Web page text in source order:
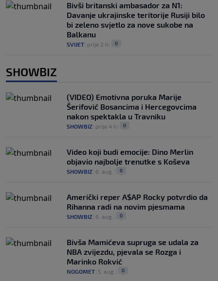
Bivši britanski ambasador za N1:
Davanje ukrajinske teritorije Rusiji bilo
bi zeleno svjetlo za nove sukobe na
Balkanu
SVIJET prije 2 h 0
SHOWBIZ
(VIDEO) Emotivna poruka Marije
Šerifović Bosancima i Hercegovcima
nakon spektakla u Travniku
SHOWBIZ prije 4 h 0
Video koji budi emocije: Dino Merlin
objavio najbolje trenutke s Koševa
SHOWBIZ 6. aug. 0
Američki reper A$AP Rocky potvrdio da
Rihanna radi na novim pjesmama
SHOWBIZ 6. aug. 0
Bivša Mamićeva supruga se udala za
NBA zvijezdu, pjevala se Rozga i
Marinko Rokvić
NOGOMET 5. aug. 0